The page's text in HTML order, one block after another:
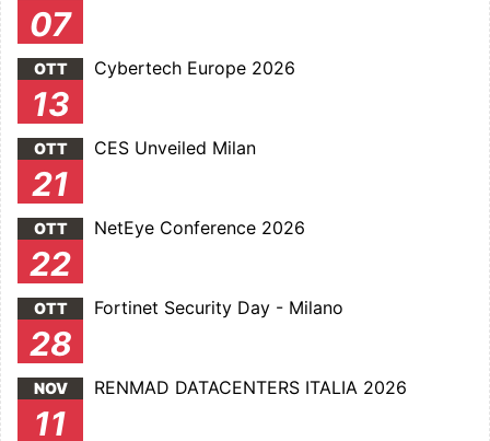
07
OTT
13
Cybertech Europe 2026
OTT
21
CES Unveiled Milan
OTT
22
NetEye Conference 2026
OTT
28
Fortinet Security Day - Milano
NOV
11
RENMAD DATACENTERS ITALIA 2026